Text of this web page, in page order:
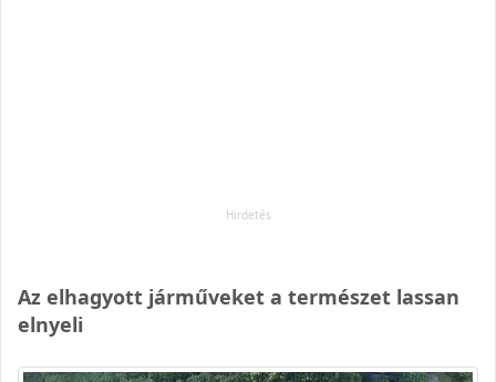
Az elhagyott járműveket a természet lassan
elnyeli